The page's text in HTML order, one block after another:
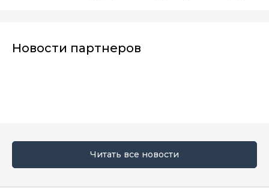
Новости партнеров
Читать все новости